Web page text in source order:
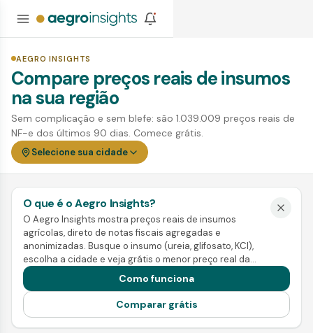
AEGRO INSIGHTS
Compare preços reais de insumos
na sua região
Sem complicação e sem blefe: são 1.039.009 preços reais de
NF-e dos últimos 90 dias. Comece grátis.
Selecione sua cidade
O que é o Aegro Insights?
O Aegro Insights mostra preços reais de insumos
agrícolas, direto de notas fiscais agregadas e
anonimizadas. Busque o insumo (ureia, glifosato, KCl),
escolha a cidade e veja grátis o menor preço real da
região. Pra ir além, a Inteligência mostra tendência,
sazonalidade e a melhor janela de compra e venda.
Como funciona
Comparar grátis